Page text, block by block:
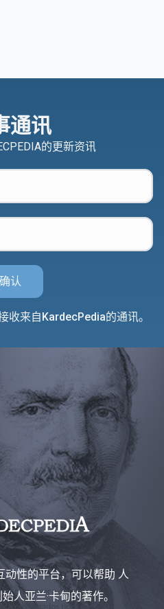
通讯
的更新资讯
确认
收来自KardecPedia的通讯。
动性的平台，可以帮助 人
人亚兰·卡甸的著作。